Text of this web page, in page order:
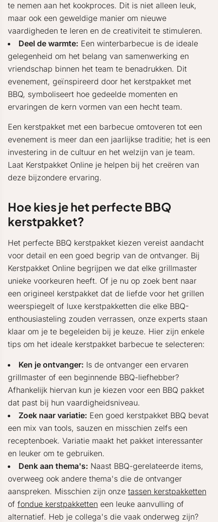
te nemen aan het kookproces. Dit is niet alleen leuk,
maar ook een geweldige manier om nieuwe
vaardigheden te leren en de creativiteit te stimuleren.
Deel de warmte: Een winterbarbecue is de ideale
gelegenheid om het belang van samenwerking en
vriendschap binnen het team te benadrukken. Dit
evenement, geïnspireerd door het kerstpakket met
BBQ, symboliseert hoe gedeelde momenten en
ervaringen de kern vormen van een hecht team.
Een kerstpakket met een barbecue omtoveren tot een
evenement is meer dan een jaarlijkse traditie; het is een
investering in de cultuur en het welzijn van je team.
Laat Kerstpakket Online je helpen bij het creëren van
deze bijzondere ervaring.
Hoe kies je het perfecte BBQ
kerstpakket?
Het perfecte BBQ kerstpakket kiezen vereist aandacht
voor detail en een goed begrip van de ontvanger. Bij
Kerstpakket Online begrijpen we dat elke grillmaster
unieke voorkeuren heeft. Of je nu op zoek bent naar
een origineel kerstpakket dat de liefde voor het grillen
weerspiegelt of luxe kerstpakketten die elke BBQ-
enthousiasteling zouden verrassen, onze experts staan
klaar om je te begeleiden bij je keuze. Hier zijn enkele
tips om het ideale kerstpakket barbecue te selecteren:
Ken je ontvanger: Is de ontvanger een ervaren
grillmaster of een beginnende BBQ-liefhebber?
Afhankelijk hiervan kun je kiezen voor een BBQ pakket
dat past bij hun vaardigheidsniveau.
Zoek naar variatie: Een goed kerstpakket BBQ bevat
een mix van tools, sauzen en misschien zelfs een
receptenboek. Variatie maakt het pakket interessanter
en leuker om te gebruiken.
Denk aan thema's: Naast BBQ-gerelateerde items,
overweeg ook andere thema's die de ontvanger
aanspreken. Misschien zijn onze tassen kerstpakketten
of fondue kerstpakketten een leuke aanvulling of
alternatief. Heb je collega's die vaak onderweg zijn?